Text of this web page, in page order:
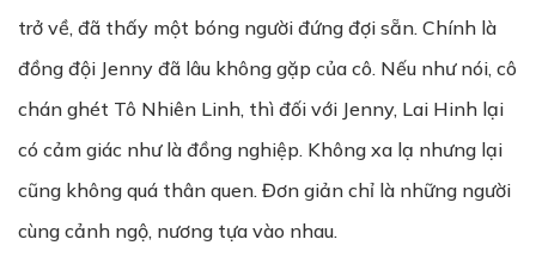
trở về, đã thấy một bóng người đứng đợi sẵn. Chính là
đồng đội Jenny đã lâu không gặp của cô. Nếu như nói, cô
chán ghét Tô Nhiên Linh, thì đối với Jenny, Lai Hinh lại
có cảm giác như là đồng nghiệp. Không xa lạ nhưng lại
cũng không quá thân quen. Đơn giản chỉ là những người
cùng cảnh ngộ, nương tựa vào nhau.